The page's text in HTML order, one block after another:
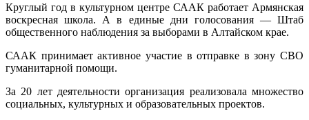
Круглый год в культурном центре СААК работает Армянская
воскресная школа. А в единые дни голосования — Штаб
общественного наблюдения за выборами в Алтайском крае.
СААК принимает активное участие в отправке в зону СВО
гуманитарной помощи.
За 20 лет деятельности организация реализовала множество
социальных, культурных и образовательных проектов.